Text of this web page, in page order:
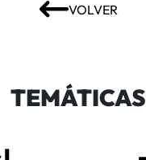
VOLVER
TEMÁTICAS